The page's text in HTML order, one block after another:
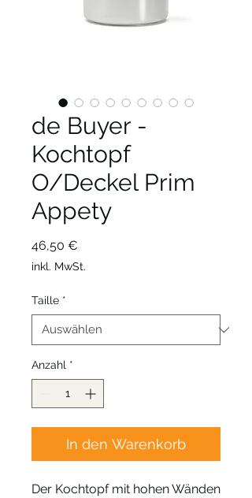
de Buyer -
Kochtopf
O/Deckel Prim
Appety
46,50 €
inkl. MwSt.
Taille *
Anzahl *
In den Warenkorb
Der Kochtopf mit hohen Wänden